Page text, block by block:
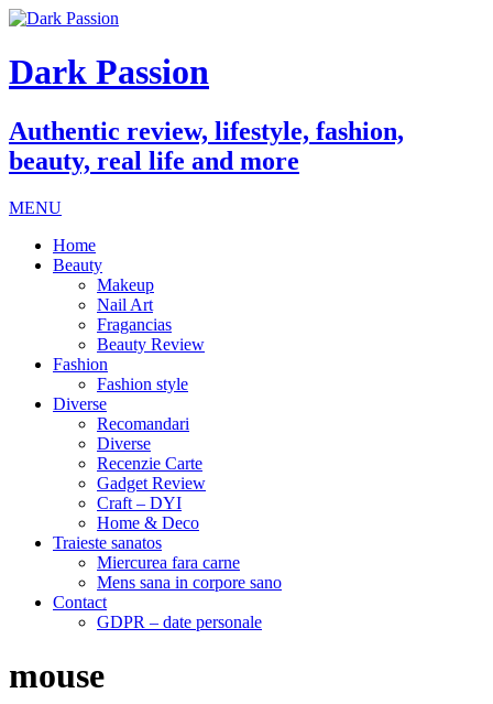
Dark Passion
Authentic review, lifestyle, fashion,
beauty, real life and more
MENU
Home
Beauty
Makeup
Nail Art
Fragancias
Beauty Review
Fashion
Fashion style
Diverse
Recomandari
Diverse
Recenzie Carte
Gadget Review
Craft – DYI
Home & Deco
Traieste sanatos
Miercurea fara carne
Mens sana in corpore sano
Contact
GDPR – date personale
mouse